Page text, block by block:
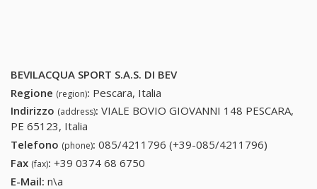
BEVILACQUA SPORT S.A.S. DI BEV
Regione (region): Pescara, Italia
Indirizzo (address): VIALE BOVIO GIOVANNI 148 PESCARA,
PE 65123, Italia
Telefono (phone): 085/4211796 (+39-085/4211796)
Fax (fax): +39 0374 68 6750
E-Mail: n\a